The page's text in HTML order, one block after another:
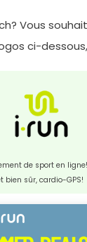
Vous
ci-
de sport en
bien sûr, cardio-GPS!